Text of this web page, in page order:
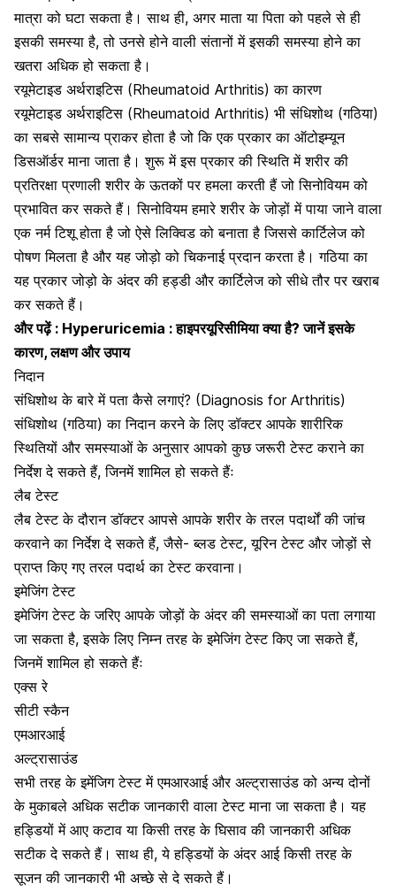
मात्रा को घटा सकता है। साथ ही, अगर माता या पिता को पहले से ही
इसकी समस्या है, तो उनसे होने वाली संतानों में इसकी समस्या होने का
खतरा अधिक हो सकता है।
रयूमेटाइड अर्थराइटिस (Rheumatoid Arthritis) का कारण
रयूमेटाइड अर्थराइटिस (Rheumatoid Arthritis) भी संधिशोथ (गठिया)
का सबसे सामान्य प्राकर होता है जो कि एक प्रकार का ऑटोइम्यून
डिसऑर्डर माना जाता है। शुरू में इस प्रकार की स्थिति में शरीर की
प्रतिरक्षा प्रणाली शरीर के ऊतकों पर हमला करती हैं जो सिनोवियम को
प्रभावित कर सकते हैं। सिनोवियम हमारे शरीर के जोड़ों में पाया जाने वाला
एक नर्म टिशू होता है जो ऐसे लिक्विड को बनाता है जिससे कार्टिलेज को
पोषण मिलता है और यह जोड़ो को चिकनाई प्रदान करता है। गठिया का
यह प्रकार जोड़ो के अंदर की हड्डी और कार्टिलेज को सीधे तौर पर खराब
कर सकते हैं।
और पढ़ें : Hyperuricemia : हाइपरयूरिसीमिया क्या है? जानें इसके
कारण, लक्षण और उपाय
निदान
संधिशोथ के बारे में पता कैसे लगाएं? (Diagnosis for Arthritis)
संधिशोथ (गठिया) का निदान करने के लिए डॉक्टर आपके शारीरिक
स्थितियों और समस्याओं के अनुसार आपको कुछ जरूरी टेस्ट कराने का
निर्देश दे सकते हैं, जिनमें शामिल हो सकते हैंः
लैब टेस्ट
लैब टेस्ट के दौरान डॉक्टर आपसे आपके शरीर के तरल पदार्थों की जांच
करवाने का निर्देश दे सकते हैं, जैसे-ब्लड टेस्ट,यूरिन टेस्टऔर जोड़ों से
प्राप्त किए गए तरल पदार्थ का टेस्ट करवाना।
इमेजिंग टेस्ट
इमेजिंग टेस्ट के जरिए आपके जोड़ों के अंदर की समस्याओं का पता लगाया
जा सकता है, इसके लिए निम्न तरह के इमेजिंग टेस्ट किए जा सकते हैं,
जिनमें शामिल हो सकते हैंः
एक्स रे
सीटी स्कैन
एमआरआई
अल्ट्रासाउंड
सभी तरह के इमेंजिग टेस्ट में एमआरआई और अल्ट्रासाउंड को अन्य दोनों
के मुकाबले अधिक सटीक जानकारी वाला टेस्ट माना जा सकता है। यह
हड्डियों में आए कटाव या किसी तरह के घिसाव की जानकारी अधिक
सटीक दे सकते हैं। साथ ही, ये हड्डियों के अंदर आई किसी तरह के
सूजन की जानकारी भी अच्छे से दे सकते हैं।